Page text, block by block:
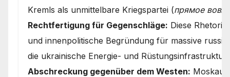
Kremls als unmittelbare Kriegspartei (прямое
Rechtfertigung für Gegenschläge: Diese
und innenpolitische Begründung für massive
die ukrainische Energie- und Rüstungsinfrastruktur.
Abschreckung gegenüber dem Westen: Moskau